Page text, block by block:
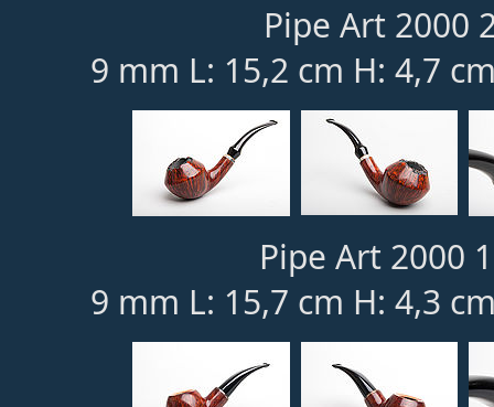
Pipe Art 2000
9 mm L: 15,2 cm H: 4,7
Pipe Art 2000
9 mm L: 15,7 cm H: 4,3